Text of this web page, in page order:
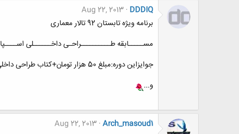
DDDIQ
Aug 22, 2013
برنامه ویژه تابستان 92 تالار معماری
مســـــابقه طــــــــــراحـی داخــــــلی اســــپا SPA
جوایزاین دوره:مبلغ 50 هزار تومان+کتاب طراحی داخلی+کسب تقدیر نامه
و...
Arch_masoud1
Aug 22, 2013